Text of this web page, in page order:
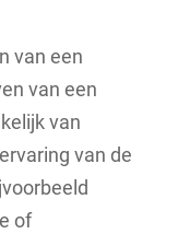
van een
van een
van
van de
of